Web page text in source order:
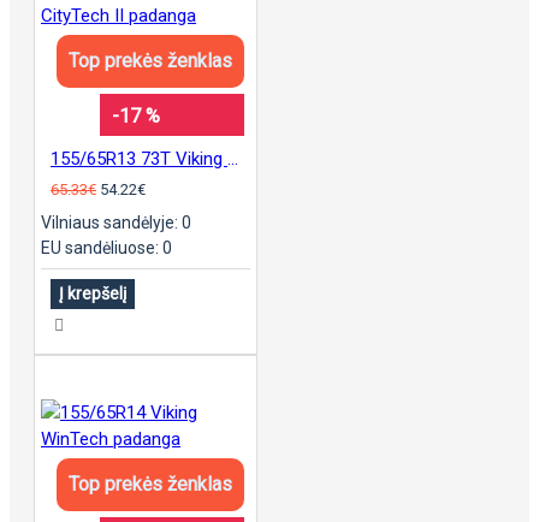
Top prekės ženklas
-17 %
65.33€ 54.22€
Vilniaus sandėlyje: 0
EU sandėliuose: 0
Į krepšelį
Top prekės ženklas